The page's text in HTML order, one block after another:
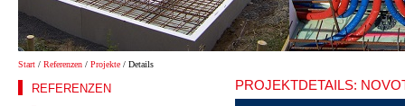
Start / Referenzen / Projekte / Details
REFERENZEN
PROJEKTDETAILS: